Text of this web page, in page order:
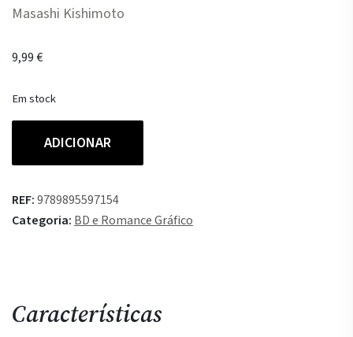
Masashi Kishimoto
9,99€
Em stock
Naruto
O
começo
ADICIONAR
REF:9789895597154
Categoria: BD e Romance Gráfico
Características